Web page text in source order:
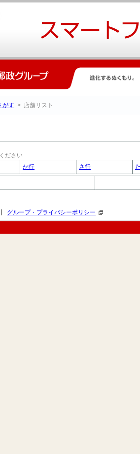
がす > 店舗リスト
ださい
か行 さ行
グループ・プライバシーポリシー